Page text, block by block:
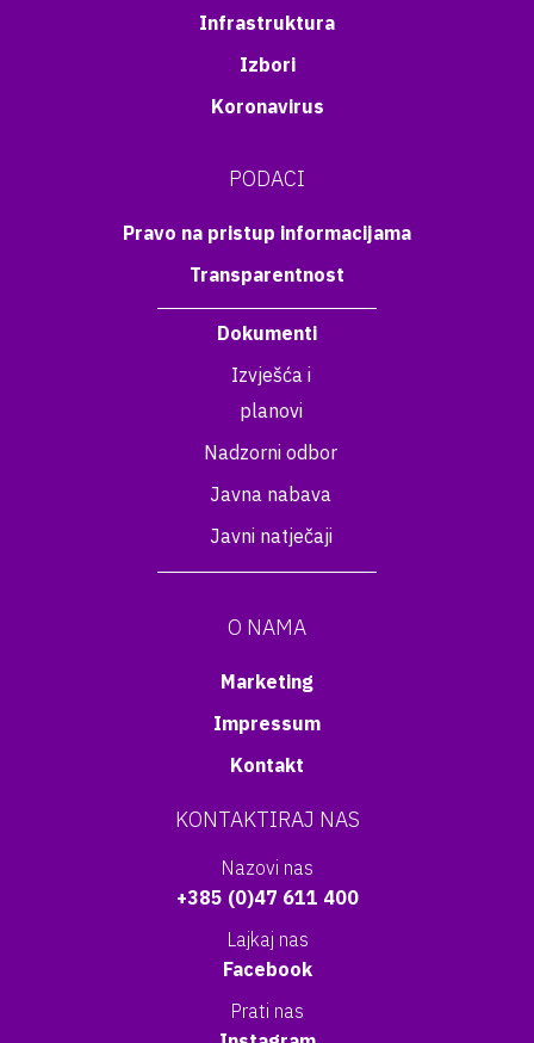
Infrastruktura
Izbori
Koronavirus
PODACI
Pravo na pristup informacijama
Transparentnost
Dokumenti
Izvješća i
planovi
Nadzorni odbor
Javna nabava
Javni natječaji
O NAMA
Marketing
Impressum
Kontakt
KONTAKTIRAJ NAS
Nazovi nas
+385 (0)47 611 400
Lajkaj nas
Facebook
Prati nas